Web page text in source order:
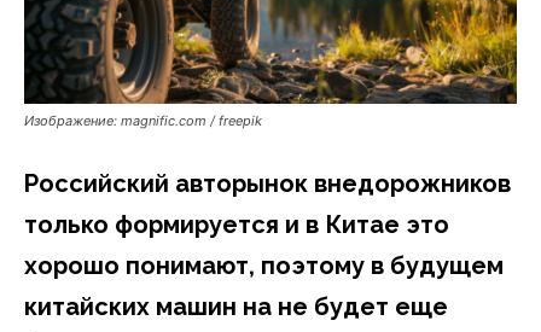
Изображение: magnific.com / freepik
Российский авторынок внедорожников
только формируется и в Китае это
хорошо понимают, поэтому в будущем
китайских машин на не будет еще